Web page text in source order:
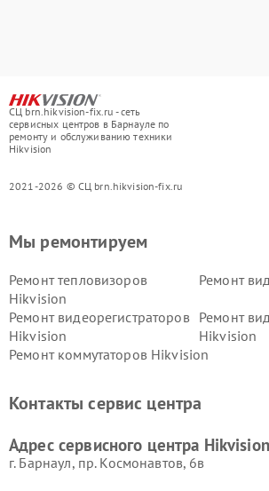
СЦ brn.hikvision-fix.ru - сеть
сервисных центров в Барнауле по
ремонту и обслуживанию техники
Hikvision
2021-2026 © СЦ brn.hikvision-fix.ru
Мы ремонтируем
Ремонт тепловизоров
Hikvision
Ремонт
Ремонт видеорегистраторов
Hikvision
Ремонт
Hikvision
Ремонт коммутаторов Hikvision
Контакты сервис центра
Адрес сервисного центра
г. Барнаул, ​пр. Космонавтов, 6в